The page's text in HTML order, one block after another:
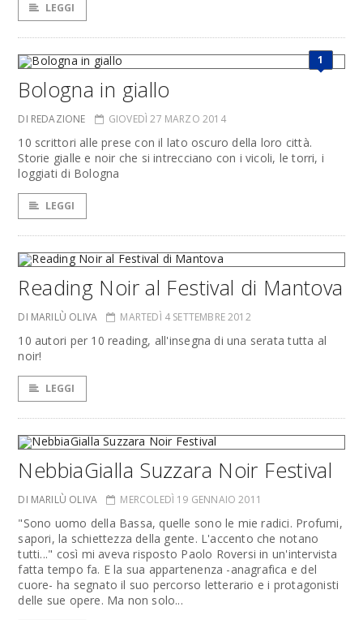
LEGGI
1
Bologna in giallo
DI REDAZIONE GIOVEDÌ 27 MARZO 2014
10 scrittori alle prese con il lato oscuro della loro città.
Storie gialle e noir che si intrecciano con i vicoli, le torri, i
loggiati di Bologna
LEGGI
Reading Noir al Festival di Mantova
DI MARILÙ OLIVA MARTEDÌ 4 SETTEMBRE 2012
10 autori per 10 reading, all'insegna di una serata tutta al
noir!
LEGGI
NebbiaGialla Suzzara Noir Festival
DI MARILÙ OLIVA MERCOLEDÌ 19 GENNAIO 2011
"Sono uomo della Bassa, quelle sono le mie radici. Profumi,
sapori, la schiettezza della gente. L'accento che notano
tutti..." così mi aveva risposto Paolo Roversi in un'intervista
fatta tempo fa. E la sua appartenenza -anagrafica e del
cuore- ha segnato il suo percorso letterario e i protagonisti
delle sue opere. Ma non solo...